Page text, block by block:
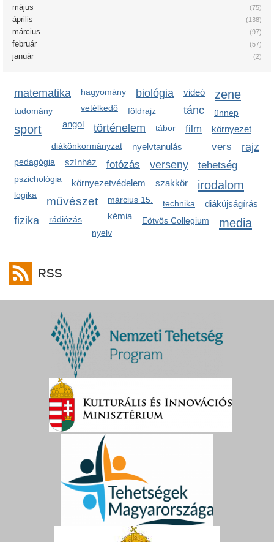
(75)
május
(138)
április
(97)
március
(57)
február
(2)
január
matematika hagyomány biológia videó zene
vetélkedő
tudomány tánc
földrajz ünnep
angol
sport történelem tábor film
diákönkormányzat
környezet
nyelvtanulás
vers
pedagógia színház fotózás verseny tehetség
pszichológia környezetvédelem szakkör irodalom
logika művészet március 15. technika
diákújságírás
kémia
fizika rádiózás Eötvös Collegium
rajz
media
nyelv
RSS